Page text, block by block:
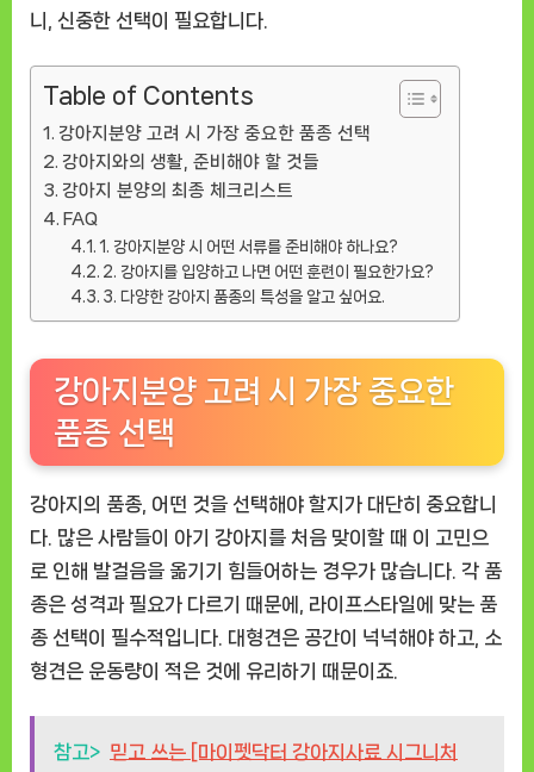
니, 신중한 선택이 필요합니다.
Table of Contents
강아지분양 고려 시 가장 중요한 품종 선택
강아지와의 생활, 준비해야 할 것들
강아지 분양의 최종 체크리스트
FAQ
1. 강아지분양 시 어떤 서류를 준비해야 하나요?
2. 강아지를 입양하고 나면 어떤 훈련이 필요한가요?
3. 다양한 강아지 품종의 특성을 알고 싶어요.
강아지분양 고려 시 가장 중요한
품종 선택
강아지의 품종, 어떤 것을 선택해야 할지가 대단히 중요합니
다. 많은 사람들이 아기 강아지를 처음 맞이할 때 이 고민으
로 인해 발걸음을 옮기기 힘들어하는 경우가 많습니다. 각 품
종은 성격과 필요가 다르기 때문에, 라이프스타일에 맞는 품
종 선택이 필수적입니다. 대형견은 공간이 넉넉해야 하고, 소
형견은 운동량이 적은 것에 유리하기 때문이죠.
참고> 믿고 쓰는 [마이펫닥터 강아지사료 시그니처